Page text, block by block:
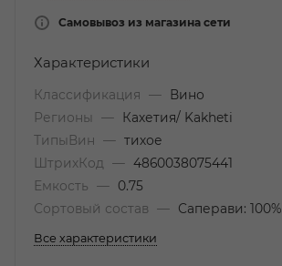
Самовывоз из магазина сети
Характеристики
Классификация —
Вино
Регионы
—
Кахетия/ Kakheti
ТипыВин
— тихое
ШтрихКод
— 4860038075441
Емкость
—
0.75
Сортовый состав
— Саперави: 100%
Все характеристики